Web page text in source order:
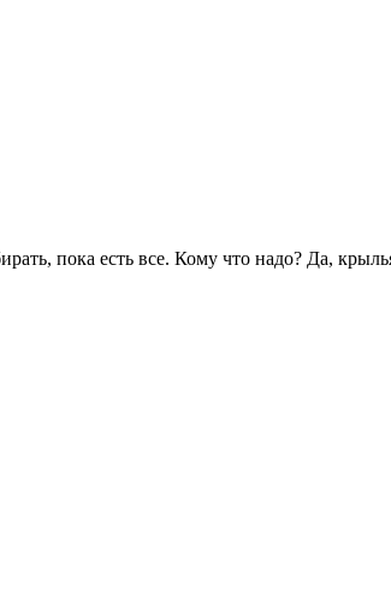
пока есть все. Кому что надо? Да,